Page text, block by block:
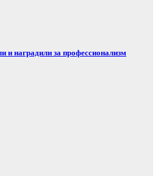
и наградили за профессионализм